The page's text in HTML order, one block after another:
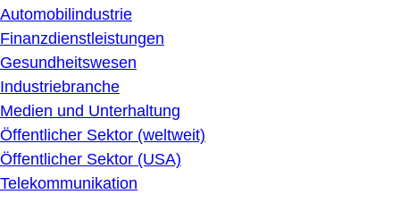
Automobilindustrie
Finanzdienstleistungen
Gesundheitswesen
Industriebranche
Medien und Unterhaltung
Öffentlicher Sektor (weltweit)
Öffentlicher Sektor (USA)
Telekommunikation